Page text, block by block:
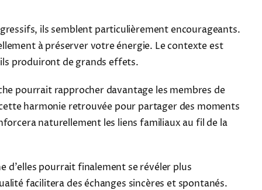
ils semblent particulièrement encourageants.
à préserver votre énergie. Le contexte est
produiront de grands effets.
pourrait rapprocher davantage les membres de
harmonie retrouvée pour partager des moments
naturellement les liens familiaux au fil de la
d'elles pourrait finalement se révéler plus
facilitera des échanges sincères et spontanés.